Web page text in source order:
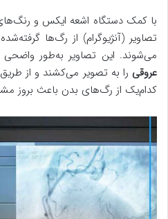
با کمک دستگاه اشعه ایکس و
تصاویر (آنژیوگرام) از رگ‌ها
می‌شوند. این تصاویر به‌طور واضحی
عروقی را به تصویر می‌کشند و از
کدام‌یک از رگ‌های بدن باعث بروز